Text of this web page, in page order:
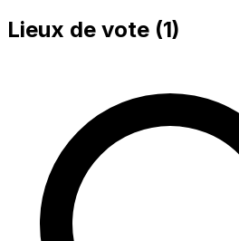
Lieux de vote (1)